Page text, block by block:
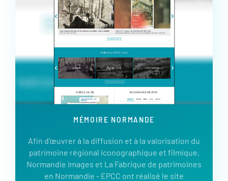
MÉMOIRE NORMANDE
Afin d’œuvrer à la diffusion et à la valorisation du
patrimoine régional iconographique et filmique,
Normandie Images et La Fabrique de patrimoines
en Normandie - EPCC ont réalisé le site